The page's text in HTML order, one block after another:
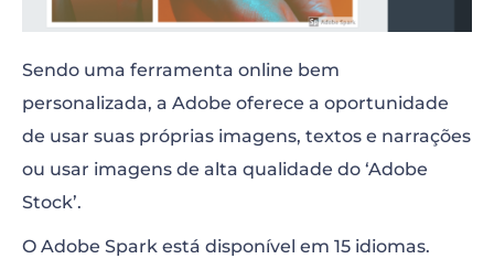
Sendo uma ferramenta online bem
personalizada, a Adobe oferece a oportunidade
de usar suas próprias imagens, textos e narrações
ou usar imagens de alta qualidade do ‘Adobe
Stock’.
O Adobe Spark está disponível em 15 idiomas.